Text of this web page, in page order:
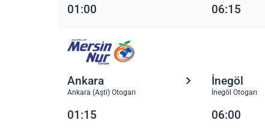
01:00 06:15
Ankara
Ankara (Aşti) Otogarı
İnegöl
İnegöl Otogarı
01:15 06:00